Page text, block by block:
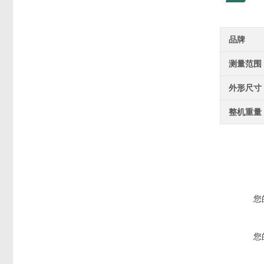
品牌
测量范围
外形尺寸
整机重量
您
您